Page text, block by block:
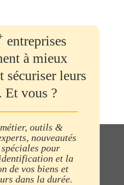
entreprises
à mieux
sécuriser leurs
Et vous ?
outils &
nouveautés
pour
et la
de vos biens et
dans la durée.